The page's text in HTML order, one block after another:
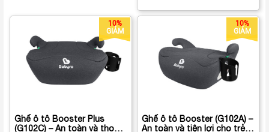
10%
GIẢM
Ghế ô tô Booster Plus
(G102C) – An toàn và thoải
10%
GIẢM
Ghế ô tô Booster (G102A) –
An toàn và tiện lợi cho trẻ